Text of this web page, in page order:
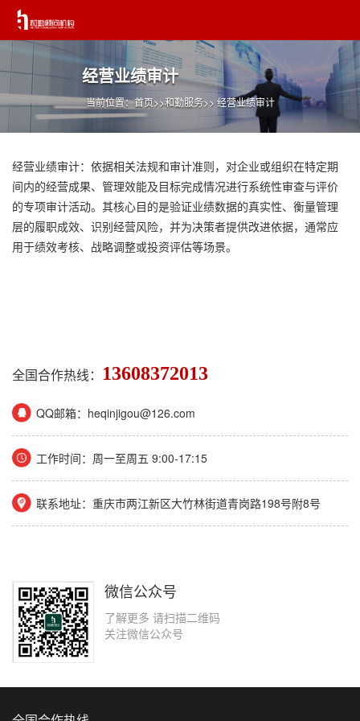
经营业绩审计
当前位置：首页>>和勤服务>> 经营业绩审计
经营业绩审计：依据相关法规和审计准则，对企业或组织在特定期
间内的经营成果、管理效能及目标完成情况进行系统性审查与评价
的专项审计活动。其核心目的是验证业绩数据的真实性、衡量管理
层的履职成效、识别经营风险，并为决策者提供改进依据，通常应
用于绩效考核、战略调整或投资评估等场景。
全国合作热线： 13608372013
QQ邮箱：heqinjigou@126.com
工作时间：周一至周五 9:00-17:15
联系地址：重庆市两江新区大竹林街道青岗路198号附8号
微信公众号
了解更多 请扫描二维码
关注微信公众号